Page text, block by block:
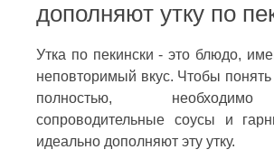
дополняют утку по
Утка по пекински - это блюдо,
неповторимый вкус. Чтобы понять
полностью,
сопроводительные соусы и
идеально дополняют эту утку.